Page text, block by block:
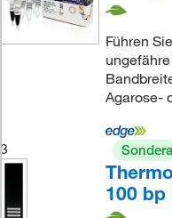
Führen
Agarose-
3
100 bp